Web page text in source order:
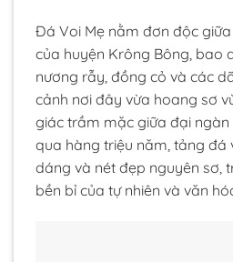
Đá Voi Mẹ nằm đơn độc
của huyện Krông Bông, bao
nương rẫy, đồng cỏ và các
cảnh nơi đây vừa hoang sơ
giác trầm mặc giữa đại ngàn
qua hàng triệu năm, tảng đá
dáng và nét đẹp nguyên sơ,
bền bỉ của tự nhiên và văn